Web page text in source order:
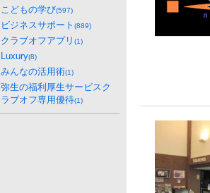
こどもの学び(597)
ビジネスサポート (889)
クラブオフアプリ (1)
Luxury(8)
みんなの活用術(1)
弥生の福利厚生サービスク
ラブオフ専用優待(1)